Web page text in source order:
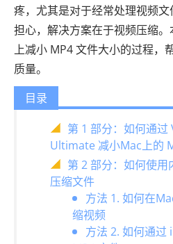
疼，尤其是对于经常处理视频
担心，解决方案在于视频压缩
上减小 MP4 文件大小的过程，
质量。
目录
第 1 部分：如何通
Ultimate 减小Mac上的
第 2 部分：如何使
压缩文件
方法 1. 如何在
缩视频
方法 2. 如何通过